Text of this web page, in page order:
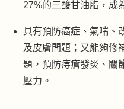
27%的三酸甘油脂，成
具有預防癌症、氣喘、
及皮膚問題；又能夠修
題，預防痔瘡發炎、關
壓力。